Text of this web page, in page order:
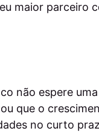
maior parceiro
não espere
que o
no curto